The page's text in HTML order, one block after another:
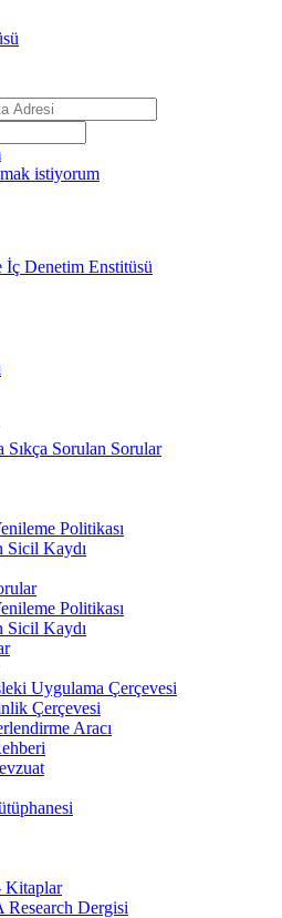
istiyorum
Sorulan Sorular
Politikası
Sicil Kaydı
Politikası
Sicil Kaydı
Uygulama Çerçevesi
Çerçevesi
Aracı
Kitaplar
Dergisi